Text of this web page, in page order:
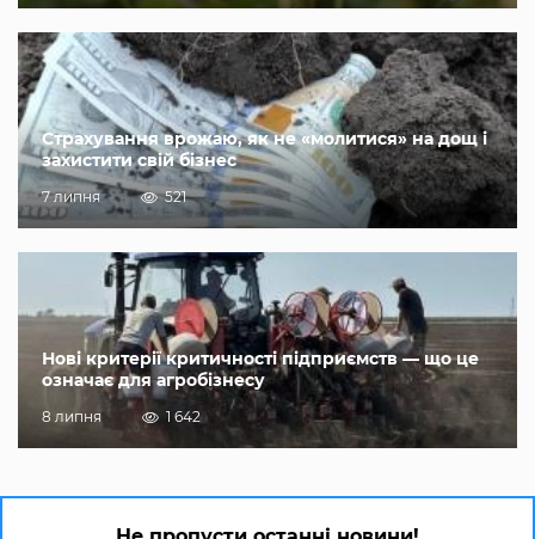
Страхування врожаю, як не «молитися» на дощ і
захистити свій бізнес
7 липня 521
Нові критерії критичності підприємств — що це
означає для агробізнесу
8 липня 1 642